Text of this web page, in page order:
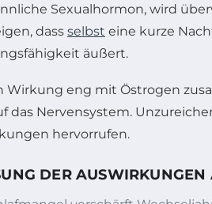
Sexualhormon, wird
dass selbst eine kurze
äußert.
Wirkung eng mit Östrogen
das Nervensystem.
hervorrufen.
DER